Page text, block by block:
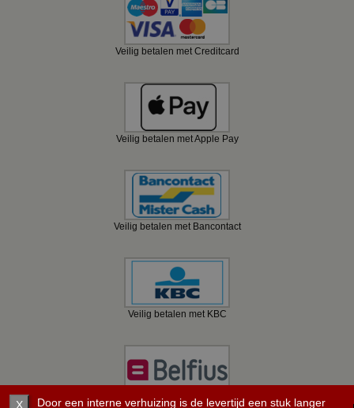
Veilig betalen met Creditcard
Veilig betalen met Apple Pay
Veilig betalen met Bancontact
Veilig betalen met KBC
Veilig betalen met Belfius
X Door een interne verhuizing is de levertijd een stuk langer